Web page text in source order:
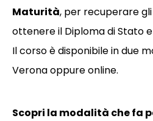
Maturità, per recuperare
ottenere il Diploma di Stato
Il corso è disponibile in due
Verona oppure online.
Scopri la modalità che fa